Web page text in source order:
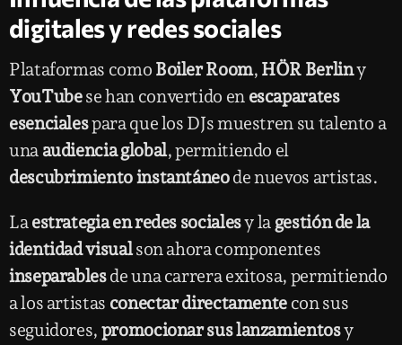
digitales y redes sociales
Plataformas como Boiler Room, HÖR Berliny
YouTubese han convertido en escaparates
esencialespara que los DJs muestren su talento a
una audiencia global, permitiendo el
descubrimiento instantáneode nuevos artistas.
Laestrategia en redes socialesy la gestión de la
identidad visualson ahora componentes
inseparablesde una carrera exitosa, permitiendo
a los artistas conectar directamente con sus
seguidores, promocionar sus lanzamientosy